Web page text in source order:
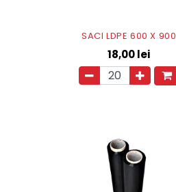
SACI LDPE 600 X 900
18,00lei